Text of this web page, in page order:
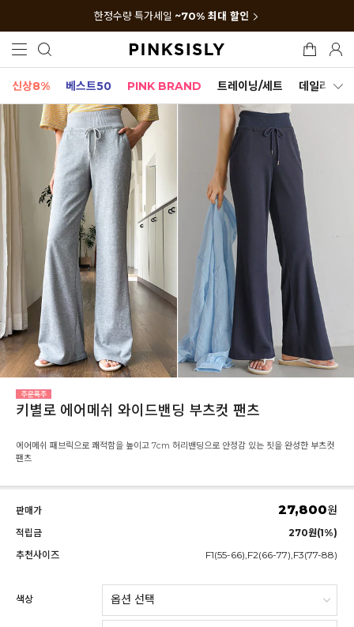
한정수량 특가세일 ~70% 최대 할인
신상8% 베스트50 PINK BRAND 트레이닝/세트 데일리세트
키별로 에어메쉬 와이드밴딩 부츠컷 팬츠
에어메쉬 패브릭으로 쾌적함을 높이고 7cm 허리밴딩으로 안정감 있는 핏을 완성한 부츠컷
팬츠
판매가 27,800원
적립금
270원(1%)
추천사이즈
F1(55-66),F2(66-77),F3(77-88)
색상